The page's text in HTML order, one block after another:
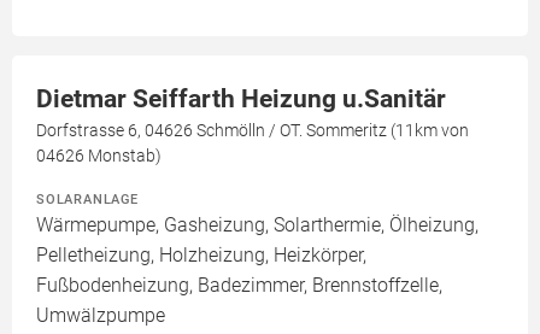
Dietmar Seiffarth Heizung u.Sanitär
Dorfstrasse 6, 04626 Schmölln / OT. Sommeritz (11km von
04626 Monstab)
SOLARANLAGE
Wärmepumpe, Gasheizung, Solarthermie, Ölheizung,
Pelletheizung, Holzheizung, Heizkörper,
Fußbodenheizung, Badezimmer, Brennstoffzelle,
Umwälzpumpe